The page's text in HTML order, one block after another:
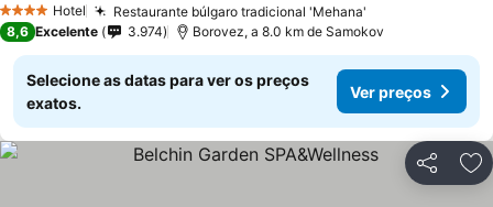
4 EstrelasHotel Restaurante búlgaro tradicional 'Mehana'
8,6 Excelente 3.974 Borovez, a 8.0 km de Samokov
Selecione as datas para ver os preços
exatos.
Ver preços
Partilhar